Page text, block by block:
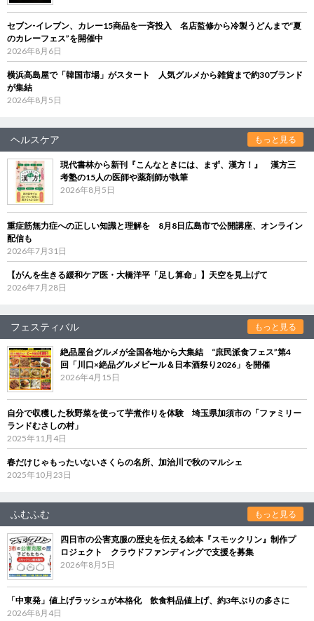
セブン‐イレブン、カレー15商品を一斉投入 名店監修から冷製うどんまで“夏
のカレーフェス”を開催中
2026年8月6日
横浜高島屋で「韓国市場」がスタート 人気グルメから雑貨まで約30ブランド
が集結
2026年8月5日
ヘルスケア もっと見る
現代書林から新刊『こんなときには、まず、漢方！』 漢方三
考塾の15人の医師や薬剤師が執筆
2026年8月5日
重症筋無力症への正しい知識と理解を 8月8日広島市で公開講座、オンライン
配信も
2026年7月31日
【がんを生きる緩和ケア医・大橋洋平「足し算命」】天空を見上げて
2026年7月28日
フェスティバル もっと見る
絶品屋台グルメが全国各地から大集結 “庶民派食フェス”第4
回「川口×絶品グルメビール＆日本酒祭り2026」を開催
2026年4月15日
自分で収穫した秋野菜を使って芋煮作りを体験 埼玉県加須市の「ファミリー
ランドむさしの村」
2025年11月4日
春だけじゃもったいないさくらの名所、加治川で秋のマルシェ
2025年10月23日
ふむふむ もっと見る
四日市の公害克服の歴史を伝える絵本『スモックリン』制作プ
ロジェクト クラウドファンディングで支援を募集
2026年8月5日
「中東発」値上げラッシュが本格化 飲食料品値上げ、約3年ぶりの多さに
2026年8月4日